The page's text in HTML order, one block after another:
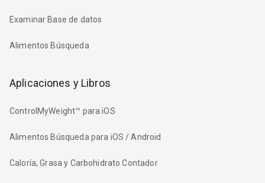
Examinar Base de datos
Alimentos Búsqueda
Aplicaciones y Libros
ControlMyWeight™ para iOS
Alimentos Búsqueda para iOS / Android
Caloría, Grasa y Carbohidrato Contador